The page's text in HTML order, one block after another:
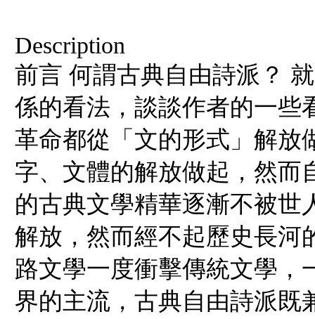
Description
前言 何謂古典自由詩派？
係的看法，談談作者的一些
革命都從「文的形式」解放
字、文體的解放做起，然而
的古典文學精華逐漸不被世
解放，然而經不起歷史長河
路文學一度衝擊傳統文學，
界的主流，古典自由詩派既